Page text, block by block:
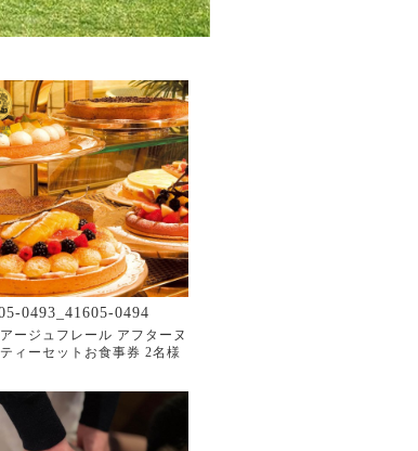
0493_41605-0494
ージュフレール アフターヌ
ィーセットお食事券 2名様